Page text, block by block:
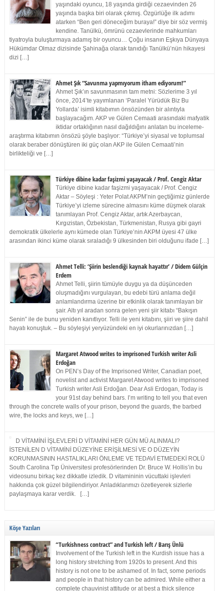
yaşındaki oyuncu, 18 yaşında girdiği cezaevinden 26
yaşında başka biri olarak çıkmış. Özgürlüğe ilk adımı
atarken “Ben geri döneceğim buraya!” diye bir söz vermiş
kendine. Tanülkü, ömrünü cezaevlerinde mahkumları
tiyatroyla buluşturmaya adamış bir oyuncu… Çoğu insanın Eşkıya Dünyaya
Hükümdar Olmaz dizisinde Şahinağa olarak tanıdığı Tanülkü’nün hikayesi
dizi […]
Ahmet Şık “Savunma yapmıyorum itham ediyorum!”
Ahmet Şık’ın savunmasının tam metni: Sözlerime 3 yıl
önce, 2014’te yayımlanan ‘Paralel Yürüdük Biz Bu
Yollarda’ isimli kitabımın önsözünden bir alıntıyla
başlayacağım. AKP ve Gülen Cemaati arasındaki mafyatik
iktidar ortaklığının nasıl dağıldığını anlatan bu inceleme-
araştırma kitabımın önsözü şöyle başlıyor: “Türkiye’yi siyasal ve toplumsal
olarak beraber dönüştüren iki güç olan AKP ile Gülen Cemaati’nin
birlikteliği ve […]
Türkiye dibine kadar faşizmi yaşayacak / Prof. Cengiz Aktar
Türkiye dibine kadar faşizmi yaşayacak / Prof. Cengiz
Aktar – Söyleşi : Yeter Polat AKPM’nin geçtiğimiz günlerde
Türkiye’yi izleme sürecine almasını küme düşmek olarak
tanımlayan Prof. Cengiz Aktar, artık Azerbaycan,
Kırgızistan, Özbekistan, Türkmenistan, Rusya gibi gayri
demokratik ülkelerle aynı kümede olan Türkiye’nin AKPM üyesi 47 ülke
arasından ikinci küme olarak sıraladığı 9 ülkesinden biri olduğunu ifade […]
Ahmet Telli: ‘Şiirin beslendiği kaynak hayattır’ / Didem Gülçin
Erdem
Ahmet Telli, şiirin tümüyle duygu ya da düşünceden
oluşmadığını vurgulayan, bu edebi türü anlama değil
anlamlandırma üzerine bir etkinlik olarak tanımlayan bir
şair. Altı yıl aradan sonra gelen yeni şiir kitabı “Bakışın
Senin” ile de bunu yeniden kanıtlıyor. Telli ile yeni kitabını, şiiri ve şiire dahil
hayatı konuştuk. – Bu söyleşiyi yeryüzündeki en iyi okurlarınızdan […]
Margaret Atwood writes to imprisoned Turkish writer Asli
Erdoğan
On PEN’s Day of the Imprisoned Writer, Canadian poet,
novelist and activist Margaret Atwood writes to imprisoned
Turkish writer Asli Erdoğan. Dear Asli Erdogan, Today is
your 91st day behind bars. I’m writing to tell you that even
through the concrete walls of your prison, beyond the guards, the barbed
wire, the locks and keys, we […]
D VİTAMİNİ İŞLEVLERİ D VİTAMİNİ HER GÜN MÜ ALINMALI?
İSTENİLEN D VİTAMİNİ DÜZEYİNE ERİŞİLMESİ VE O DÜZEYİN
KORUNMASININ HASTALIKLARI ÖNLEME VE TEDAVİ ETMEDEKİ ROLÜ
South Carolina Tıp Üniversitesi profesörlerinden Dr. Bruce W. Hollis’in bu
videosunu birkaç kez dikkatle izledik. D vitamininin vücuttaki işlevleri
hakkında çok güzel bilgilendiriyor. Anladıklarımızı özetleyerek sizlerle
paylaşmaya karar verdik. […]
Köşe Yazıları
“Turkishness contract” and Turkish left / Barış Ünlü
Involvement of the Turkish left in the Kurdish issue has a
long history stretching from 1920s to present. And this
history is not one to be ashamed of. In fact, some periods
and people in that history can be admired. While either a
complete chauvinist attitude or at best a thick silence